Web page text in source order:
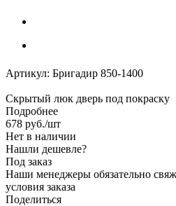
Артикул: Бригадир 850-1400
Скрытый люк дверь под покраску
Подробнее
678 руб./шт
Нет в наличии
Нашли дешевле?
Под заказ
Наши менеджеры обязательно
условия заказа
Поделиться